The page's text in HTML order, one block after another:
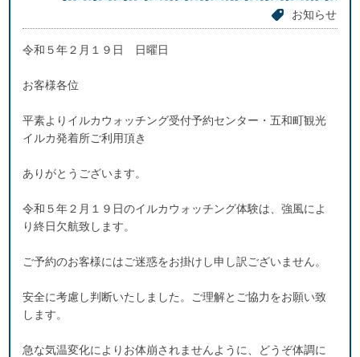
お知らせ
令和５年２月１９日 日曜日
お客様各位
平素よりイルカウォッチング受付予約センター・五和町観光
イルカ発着所ご利用頂き
ありがとうございます。
令和５年２月１９日のイルカウォッチング体験は、強風によ
り終日欠航致します。
ご予約のお客様にはご迷惑をお掛けし申し訳ございません。
安全に考慮し判断いたしました。ご理解とご協力をお願い致
します。
急な気温変化によりお体崩されませんように、どうぞ体調に